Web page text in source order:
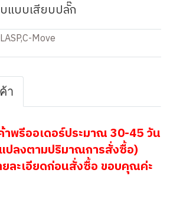
แบบเสียบปลั๊ก
,C-Move
า
าพรีออเดอร์ประมาณ 30-45 วัน
ปลงตามปริมาณการสั่งซื้อ)
ละเอียดก่อนสั่งซื้อ ขอบคุณค่ะ